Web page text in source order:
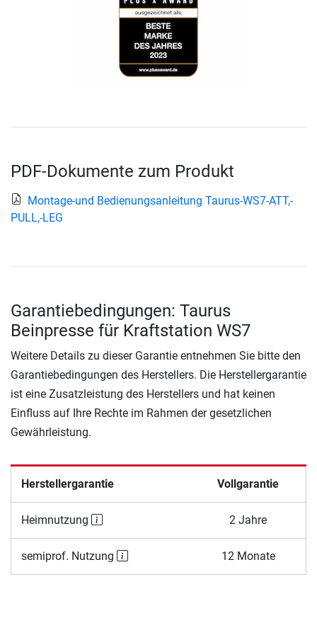
PDF-Dokumente zum Produkt
Montage-und Bedienungsanleitung Taurus-WS7-ATT,-
PULL,-LEG
Garantiebedingungen: Taurus
Beinpresse für Kraftstation WS7
Weitere Details zu dieser Garantie entnehmen Sie bitte den
Garantiebedingungen des Herstellers. Die Herstellergarantie
ist eine Zusatzleistung des Herstellers und hat keinen
Einfluss auf Ihre Rechte im Rahmen der gesetzlichen
Gewährleistung.
Herstellergarantie Vollgarantie
Heimnutzung 2 Jahre
semiprof. Nutzung 12 Monate